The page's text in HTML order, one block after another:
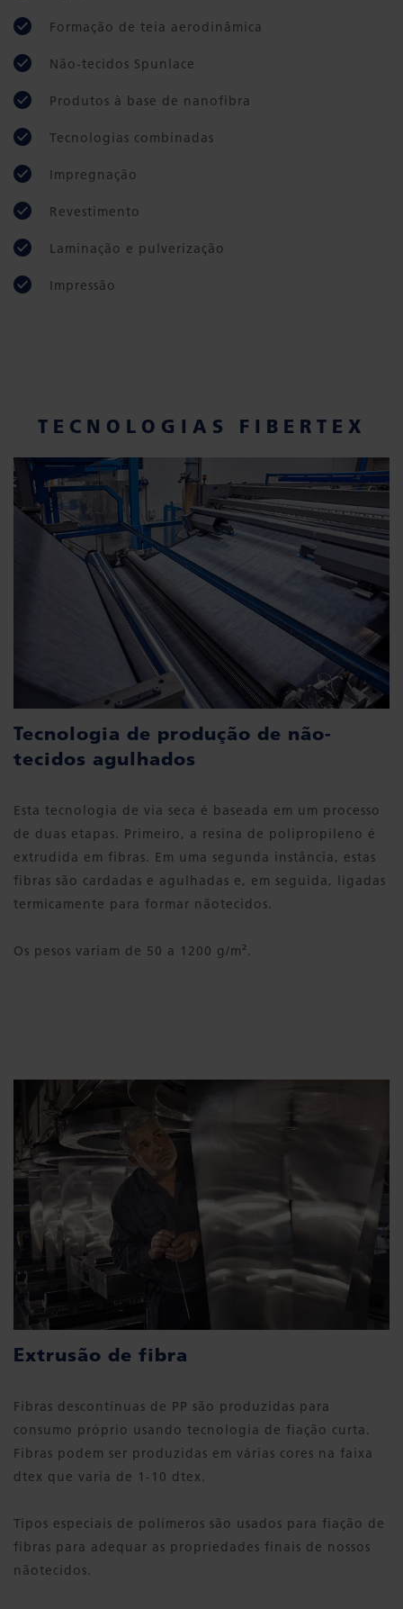
Formação de teia aerodinâmica
Não-tecidos Spunlace
Produtos à base de nanofibra
Tecnologias combinadas
Impregnação
Revestimento
Laminação e pulverização
Impressão
TECNOLOGIAS FIBERTEX
Tecnologia de produção de não-
tecidos agulhados
Esta tecnologia de via seca é baseada em um processo
de duas etapas. Primeiro, a resina de polipropileno é
extrudida em fibras. Em uma segunda instância, estas
fibras são cardadas e agulhadas e, em seguida, ligadas
termicamente para formar nãotecidos.
Os pesos variam de 50 a 1200 g/m².
Extrusão de fibra
Fibras descontínuas de PP são produzidas para
consumo próprio usando tecnologia de fiação curta.
Fibras podem ser produzidas em várias cores na faixa
dtex que varia de 1-10 dtex.
Tipos especiais de polímeros são usados ​​para fiação de
fibras para adequar as propriedades finais de nossos
nãotecidos.